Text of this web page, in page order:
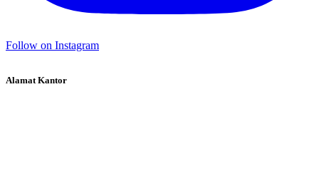
Follow on Instagram
Alamat Kantor